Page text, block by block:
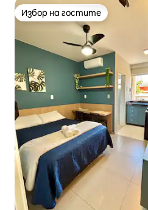
Избор на гостите
Избор на гостите